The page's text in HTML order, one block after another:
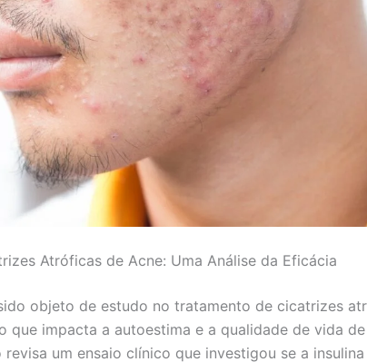
Atróficas de Acne: Uma Análise da Eficácia
objeto de estudo no tratamento de cicatrizes
que impacta a autoestima e a qualidade de vida
um ensaio clínico que investigou se a